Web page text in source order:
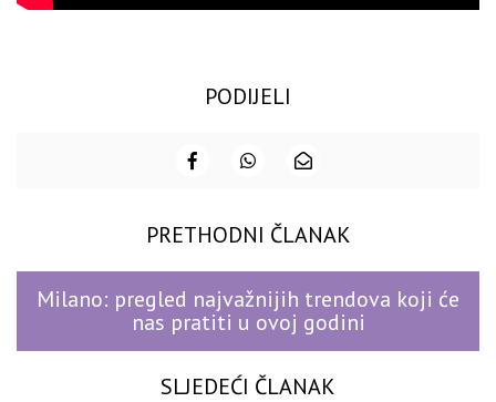
PODIJELI
PRETHODNI ČLANAK
Milano: pregled najvažnijih trendova koji će
nas pratiti u ovoj godini
SLJEDEĆI ČLANAK